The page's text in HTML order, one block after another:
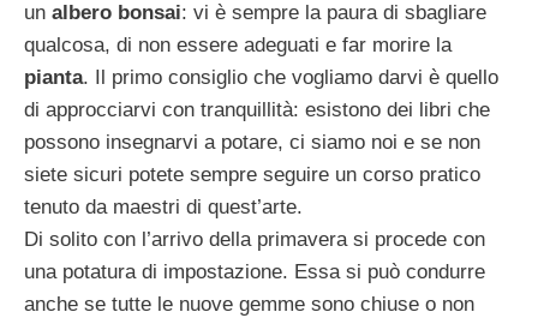
un albero bonsai: vi è sempre la paura di sbagliare
qualcosa, di non essere adeguati e far morire la
pianta. Il primo consiglio che vogliamo darvi è quello
di approcciarvi con tranquillità: esistono dei libri che
possono insegnarvi a potare, ci siamo noi e se non
siete sicuri potete sempre seguire un corso pratico
tenuto da maestri di quest’arte.
Di solito con l’arrivo della primavera si procede con
una potatura di impostazione. Essa si può condurre
anche se tutte le nuove gemme sono chiuse o non